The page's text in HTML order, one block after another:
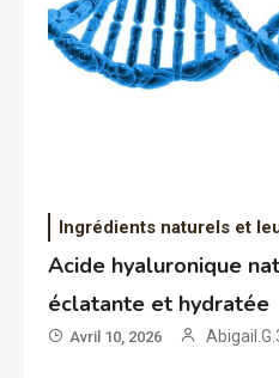
Ingrédients naturels et
Acide hyaluronique
éclatante et hydratée
Avril 10, 2026